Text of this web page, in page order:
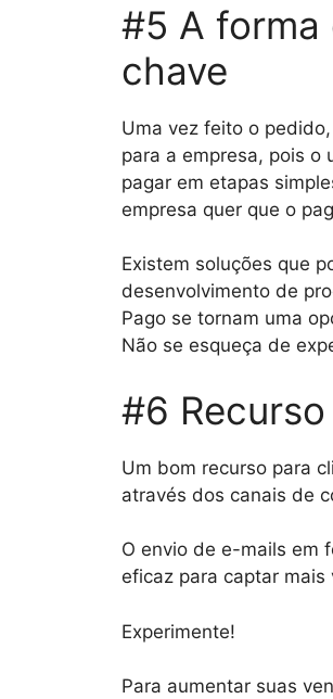
#5 A forma
chave
Uma vez feito o
para a empresa, pois o
pagar em etapas
empresa quer que o
Existem soluções que
desenvolvimento de
Pago se tornam uma
Não se esqueça de
#6
Um bom recurso para
através dos canais de
O envio de e-mails em
eficaz para captar mais
Experimente!
Para aumentar suas